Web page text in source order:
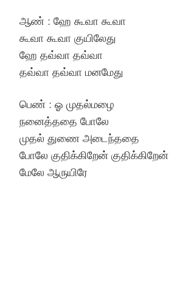
ஆண் : ஹே கூவா கூவா
கூவா கூவா குயிலேது
ஹே தவ்வா தவ்வா
தவ்வா தவ்வா மனமேது
பெண் : ஓ முதல்மழை
நனைத்ததை போலே
முதல் துணை அடைந்ததை
போலே குதிக்கிறேன் குதிக்கிறேன்
மேலே ஆருயிரே